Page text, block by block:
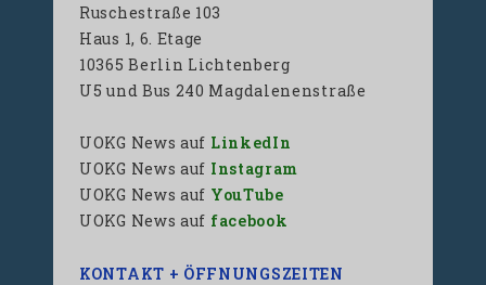
Ruschestraße 103
Haus 1, 6. Etage
10365 Berlin Lichtenberg
U5 und Bus 240 Magdalenenstraße
UOKG News auf LinkedIn
UOKG News auf Instagram
UOKG News auf YouTube
UOKG News auf facebook
KONTAKT + ÖFFNUNGSZEITEN